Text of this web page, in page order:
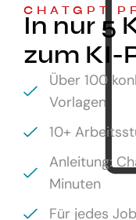
CHATGPT
In nur 5
zum KI-
Über 100
Vorlagen
10+
Anleitung:
Minuten
Für jedes